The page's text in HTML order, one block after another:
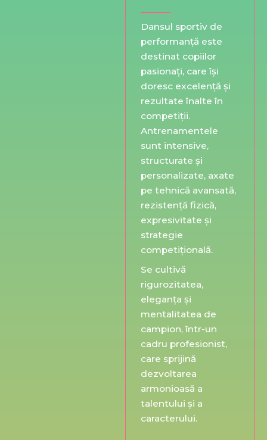
Dansul sportiv de
performanță este
destinat copiilor
pasionați, care își
doresc excelență și
rezultate înalte în
competiții.
Antrenamentele
sunt intensive,
structurate și
personalizate, axate
pe tehnică avansată,
rezistență fizică,
expresivitate și
strategie
competițională.
Se cultivă
rigurozitatea,
eleganța și
mentalitatea de
campion, într-un
cadru profesionist,
care sprijină
dezvoltarea
armonioasă a
talentului și a
caracterului.